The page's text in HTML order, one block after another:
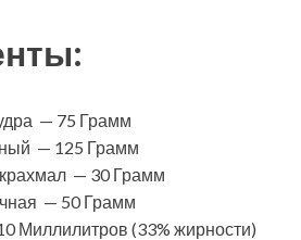
— 75 Грамм
— 125 Грамм
— 30 Грамм
— 50 Грамм
Миллилитров (33% жирности)